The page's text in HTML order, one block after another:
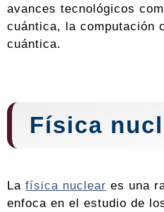
avances tecnológicos
cuántica, la computación
cuántica.
Física
La física nuclear es una
enfoca en el estudio de